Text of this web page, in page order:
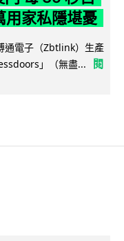
用家私隱堪憂
通電子（Zbtlink）生產
」（無盡...
閱